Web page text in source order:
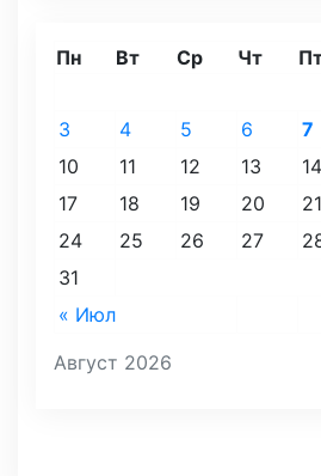
Август 2026
Пн Вт Ср Чт
« Июл
3
4 5 6 7
10
11 12 13 14
17
18 19 20 21
24
25 26 27
31